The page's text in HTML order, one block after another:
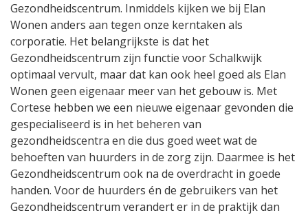
Gezondheidscentrum. Inmiddels kijken we bij Elan
Wonen anders aan tegen onze kerntaken als
corporatie. Het belangrijkste is dat het
Gezondheidscentrum zijn functie voor Schalkwijk
optimaal vervult, maar dat kan ook heel goed als Elan
Wonen geen eigenaar meer van het gebouw is. Met
Cortese hebben we een nieuwe eigenaar gevonden die
gespecialiseerd is in het beheren van
gezondheidscentra en die dus goed weet wat de
behoeften van huurders in de zorg zijn. Daarmee is het
Gezondheidscentrum ook na de overdracht in goede
handen. Voor de huurders én de gebruikers van het
Gezondheidscentrum verandert er in de praktijk dan